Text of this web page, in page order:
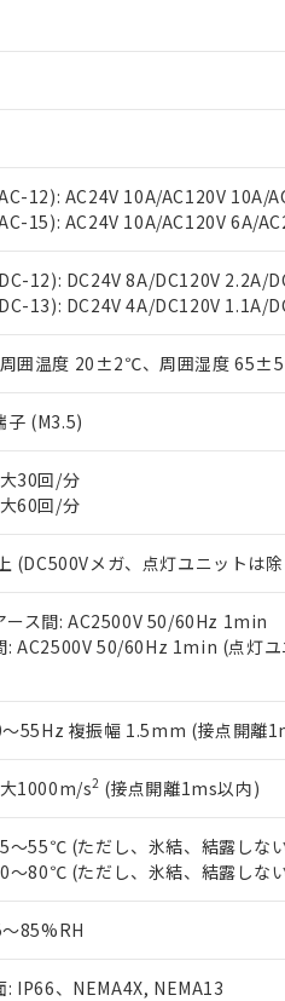
12): AC24V 10A/AC120V 10A/
15): AC24V 10A/AC120V 6A/
12): DC24V 8A/DC120V 2.2A/
13): DC24V 4A/DC120V 1.1A/
周囲温度 20±2℃、周囲湿度
子 (M3.5)
30回/分
60回/分
(DC500Vメガ、点灯ユニットは
ース間: AC2500V 50/60Hz 1min
: AC2500V 50/60Hz 1min (点灯
55Hz 複振幅 1.5mm (接点開離
1000m/s2 (接点開離1ms以内)
～55℃ (ただし、氷結、結露しな
～80℃ (ただし、氷結、結露しな
85%RH
: IP66、NEMA4X, NEMA13
条件
件をお読みいただき、同意のうえ
サービスは、当社制御機器事業取
ものです。
社制御機器事業取扱商品の中には
庫状況および標準価格照会結果は
であり、閲覧された時点での実際
。
式な納期状況および標準価格はお
社販売員にご相談ください。
ムロン制御機器販売店や当社販売
庫状況および標準価格結果を当社
。
いる必要があります。
客様が当ウェブサイト上で当社に
、当社の製品・サービスに関する
い。
社の共同利用者とは、"個人情
る法人を指します。
なし：EU RoHS指令（10物質）
認中：EU RoHS指令（10物質）
：ライセンス料など無形物で、有
の事情により、非含有部品とし
す。
以下、 水銀(Hg) 1000ppm以下、 カ
(Cr(Ⅵ)) 1000ppm以下、ポリ臭化ビフェニ
ビス(2-エチルヘキシル) (DEHP)(別名：
） 1000ppm以下、フタル酸ジイソブチル
指令で産業用監視および制御機器に対する
エステル類の４物質については閾値を超える
予定月
の切り替え状況などにより、予定
有証明書ダウンロード
含有証明書をダウンロードするこ
指令（10物質）の非含有証明書
非含有証明書（当社基準）
書は発行日時点で非含有を証明す
指令のフタル酸エステル類
ことから備考欄に対応日を記載し
にて対応品への在庫切替を完了
最大均質材料含有率が中国RoHS
最大均質材料含有率が中国RoHS
未確認です。当社販売部門へお
物質の基準値 (GB/T26572)：
、 Hg(水銀) : 1000ppm、 Cd(カドミ
クロム) : 1000ppm、 PBBs(ポリ臭化ビフ
ル酸ジブチル) : 1000ppm、 DIBP(フタル酸
保護使用期限
有害物質（10物質）のすべてが
通常の使用状況下において有害
。
未確認です。当社販売部門へお問
社は、これら貴社製品のうち、外
）を輸出または国外への提供する
どの必要な手続きをとります。
す。
社は貴社製品を、核兵器、ミサイ
等に一切使用いたしません。
社は、貴社製品を第三者に販売す
た当社は、販売先および販売に係
しません。
説明
一定数以上の在庫あり
一定数には満たないが在庫あり
在庫なし(最新の在庫状況につ
機器販売店・当社販売員にご確
受注生産機種、また在庫状況の